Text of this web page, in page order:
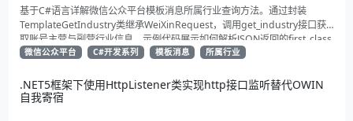
基于C#语言详解微信公众平台模板消息所属行业查询方法。通过封装
TemplateGetIndustry类继承WeiXinRequest，调用get_industry接口获
取账号主营与副营行业信息。示例代码展示如何解析JSON返回的first_class
与second_class数据，为开发者提供合规通知场景开发支持
微信公众平台 C#开发系列 模板消息 所属行业
.NET5框架下使用HttpListener类实现http接口监听替代OWIN
自我寄宿